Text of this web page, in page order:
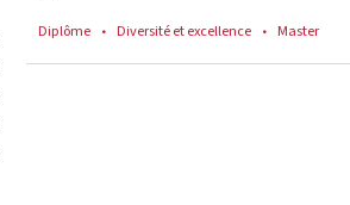
Diplôme Diversité et excellence Master